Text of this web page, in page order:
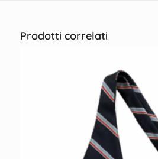
Prodotti correlati